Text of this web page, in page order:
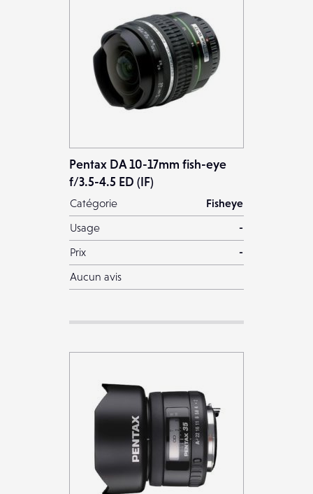
Pentax DA 10-17mm fish-eye
f/3.5-4.5 ED (IF)
Catégorie
Fisheye
Usage
-
Prix
-
Aucun avis